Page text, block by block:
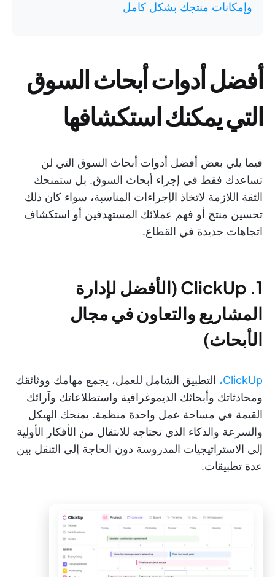
وإمكانات منتجك بشكل كامل
أفضل أدوات أبحاث السوق
التي يمكنك استكشافها
فيما يلي بعض أفضل أدوات أبحاث السوق التي لن
تساعدك فقط في إجراء أبحاث السوق. بل ستمنحك
الثقة اللازمة لاتخاذ الإجراءات المناسبة، سواء كان ذلك
تحسين منتج أو فهم عملائك المستهدفين أو استكشاف
اتجاهات جديدة في القطاع.
1. ClickUp (الأفضل لإدارة
المشاريع والتعاون في مجال
الأبحاث)
ClickUp،
التطبيق الشامل للعمل، يجمع مهامك ووثائقك
ومحادثاتك وأبحاثك الديموغرافية واستطلاعاتك وآرائك
القيمة في مساحة عمل واحدة منظمة. يمنحك الهيكل
والسرعة والذكاء الذي تحتاجه للانتقال من الأفكار الأولية
إلى الاستراتيجيات المدروسة دون الحاجة إلى التنقل بين
عدة تطبيقات.